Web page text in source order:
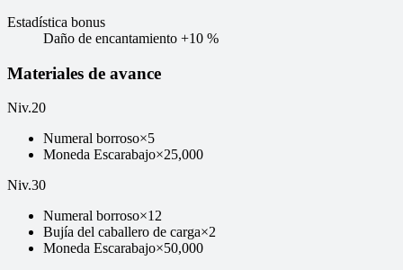
Estadística bonus
Daño de encantamiento +10 %
Materiales de avance
Niv.20
Numeral borroso×5
Moneda Escarabajo×25,000
Niv.30
Numeral borroso×12
Bujía del caballero de carga×2
Moneda Escarabajo×50,000